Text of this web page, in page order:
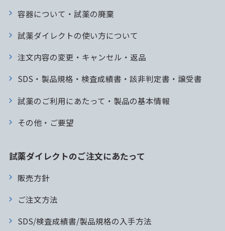
容器について・試薬の廃棄
試薬ダイレクトの使い方について
注文内容の変更・キャンセル・返品
SDS・製品規格・検査成績書・該非判定書・譲受書
試薬のご利用にあたって・製品の基本情報
その他・ご要望
試薬ダイレクトのご注文にあたって
販売方針
ご注文方法
SDS/検査成績書/製品規格の入手方法